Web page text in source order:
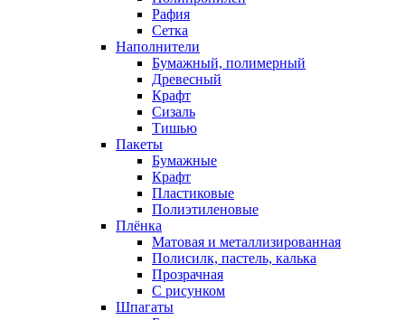
Рафия
Сетка
Наполнители
Бумажный, полимерный
Древесный
Крафт
Сизаль
Тишью
Пакеты
Бумажные
Крафт
Пластиковые
Полиэтиленовые
Плёнка
Матовая и металлизированная
Полисилк, пастель, калька
Прозрачная
С рисунком
Шпагаты